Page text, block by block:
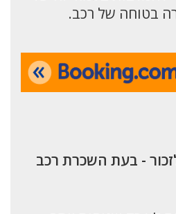
בטוחה של רכב.
- בעת השכרת רכב